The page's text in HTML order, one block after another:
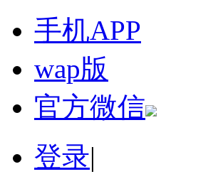
手机APP
wap版
官方微信
登录|